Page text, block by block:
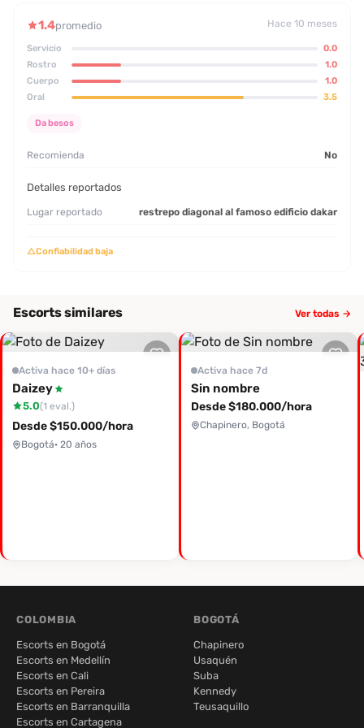
1.4promedio Hace 10 meses
Servicio
0.0
Rostro
1.0
Cuerpo
1.0
Oral
3.5
Da besos
Recomienda No
Detalles reportados
Lugar reportado restrepo diagonal al famoso edificio dakar
△Confiabilidad baja
Escorts similares Ver todas →
Activa hace 10+ días
Daizey
5.0(1 eval.)
Desde $150.000/hora
Bogotá· 20 años
Activa hace 7d
Sin nombre
Desde $180.000/hora
Chapinero, Bogotá
COLOMBIA
Escorts en Bogotá
Escorts en Medellín
Escorts en Cali
Escorts en Pereira
Escorts en Barranquilla
Escorts en Cartagena
BOGOTÁ
Chapinero
Usaquén
Suba
Kennedy
Teusaquillo